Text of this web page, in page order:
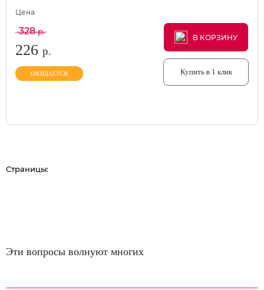
Цена
328р.
226 р.
ОЖИДАЕТСЯ
В КОРЗИНУ
В КОРЗИНУ
В КОРЗИНУ
Купить в 1 клик
Страницы:
Эти вопросы волнуют многих